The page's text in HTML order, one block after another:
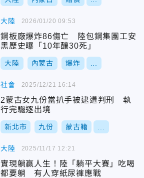
大陸
鋼板廠爆炸86傷亡 陸包鋼集團工安
黑歷史曝「10年釀30死」
大陸 內蒙古 爆炸
2026/01/20 09:53
社會
2蒙古女九份當扒手被逮遭判刑 執
行完驅逐出境
新北市 九份 蒙古籍
2025/12/21 16:14
大陸
實現躺贏人生！陸「躺平大賽」吃喝
都要躺 有人穿紙尿褲應戰
2025/11/17 12:21